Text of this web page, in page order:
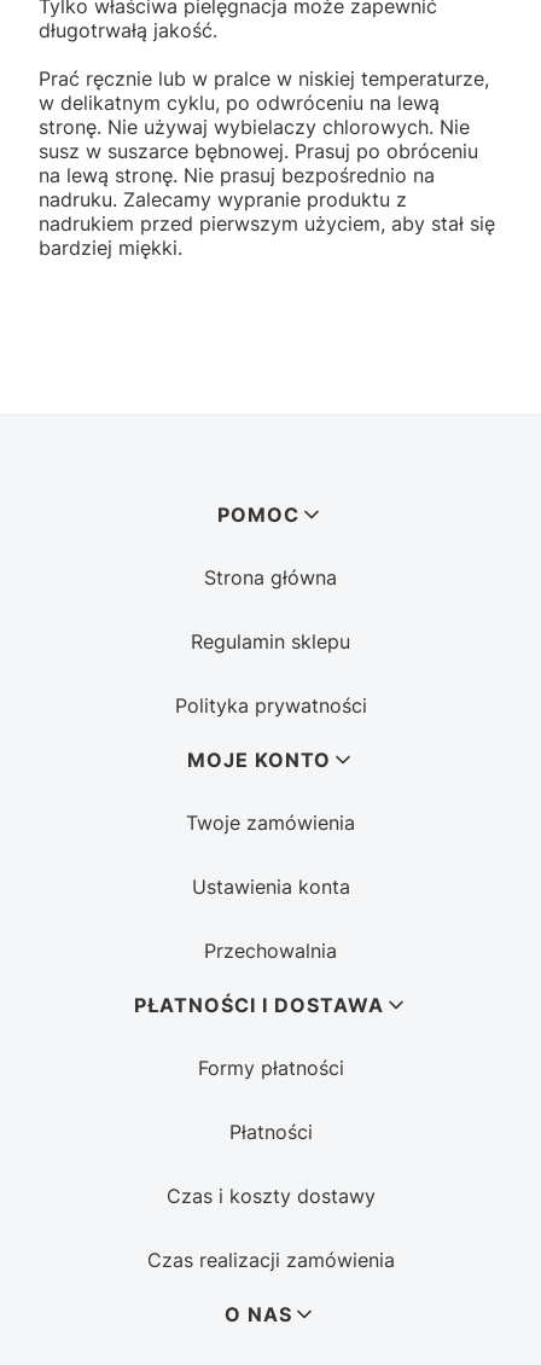
Tylko właściwa pielęgnacja może zapewnić
długotrwałą jakość.
Prać ręcznie lub w pralce w niskiej temperaturze,
w delikatnym cyklu, po odwróceniu na lewą
stronę. Nie używaj wybielaczy chlorowych. Nie
susz w suszarce bębnowej. Prasuj po obróceniu
na lewą stronę. Nie prasuj bezpośrednio na
nadruku. Zalecamy wypranie produktu z
nadrukiem przed pierwszym użyciem, aby stał się
bardziej miękki.
POMOC
Strona główna
Regulamin sklepu
Polityka prywatności
MOJE KONTO
Twoje zamówienia
Ustawienia konta
Przechowalnia
PŁATNOŚCI I DOSTAWA
Formy płatności
Płatności
Czas i koszty dostawy
Czas realizacji zamówienia
O NAS